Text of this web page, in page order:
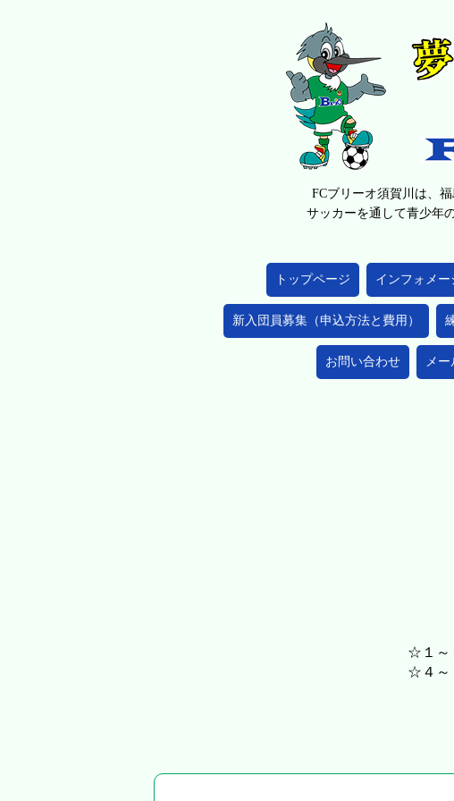
FCブリーオ須賀川は、
サッカーを通して青少年
トップページ インフォメー
新入団員募集（申込方法と費用）
お問い合わせ メー
☆１～
☆４～